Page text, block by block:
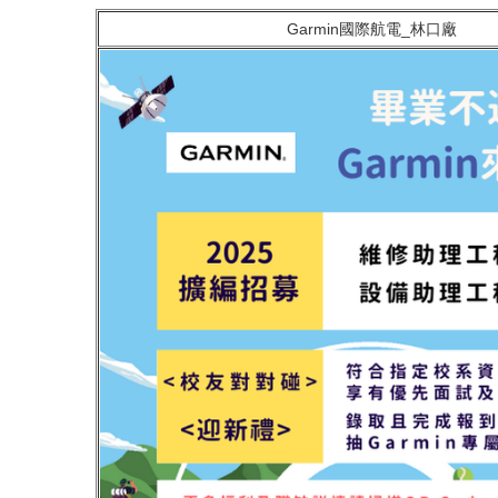
Garmin國際航電_林口廠